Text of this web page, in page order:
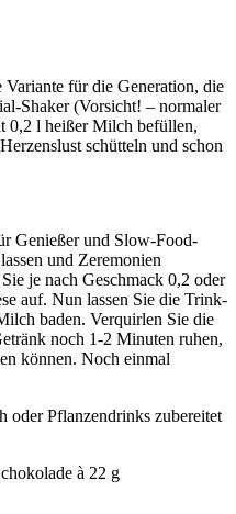
für die Generation, die
Shaker (Vorsicht! – normaler
0,2 l heißer Milch befüllen,
schütteln und schon
Genießer und Slow-Food-
und Zeremonien
je nach Geschmack 0,2 oder
auf. Nun lassen Sie die Trink-
baden. Verquirlen Sie die
noch 1-2 Minuten ruhen,
können. Noch einmal
Pflanzendrinks zubereitet
à 22 g